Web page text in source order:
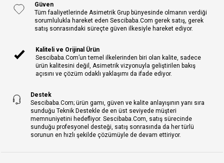
Güven
Tüm faaliyetlerinde Asimetrik Grup bünyesinde olmanın verdiği
sorumlulukla hareket eden Sescibaba.Com gerek satış, gerek
satış sonrasındaki süreçte güven ilkesiyle hareket ediyor.
Kaliteli ve Orijinal Ürün
Sescibaba.Com’un temel ilkelerinden biri olan kalite, sadece
ürün kalitesini değil, Asimetrik vizyonuyla geliştirilen bakış
açısını ve çözüm odaklı yaklaşımı da ifade ediyor.
Destek
Sescibaba.Com; ürün gamı, güven ve kalite anlayışının yanı sıra
sunduğu Teknik Destekle de en üst seviyede müşteri
memnuniyetini hedefliyor. Sescibaba.Com, satış sürecinde
sunduğu profesyonel desteği, satış sonrasında da her türlü
sorunun en hızlı şekilde çözümüyle de devam ettiriyor.